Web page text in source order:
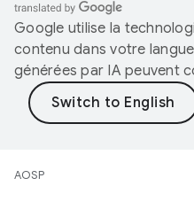
Google utilise la
contenu dans votre
générées par IA peuvent
AOSP